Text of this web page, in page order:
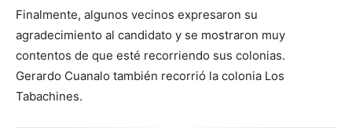
Finalmente, algunos vecinos expresaron su
agradecimiento al candidato y se mostraron muy
contentos de que esté recorriendo sus colonias.
Gerardo Cuanalo también recorrió la colonia Los
Tabachines.